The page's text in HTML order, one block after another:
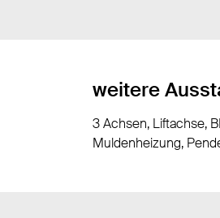
weitere
3 Achsen, Liftachse,
Muldenheizung,